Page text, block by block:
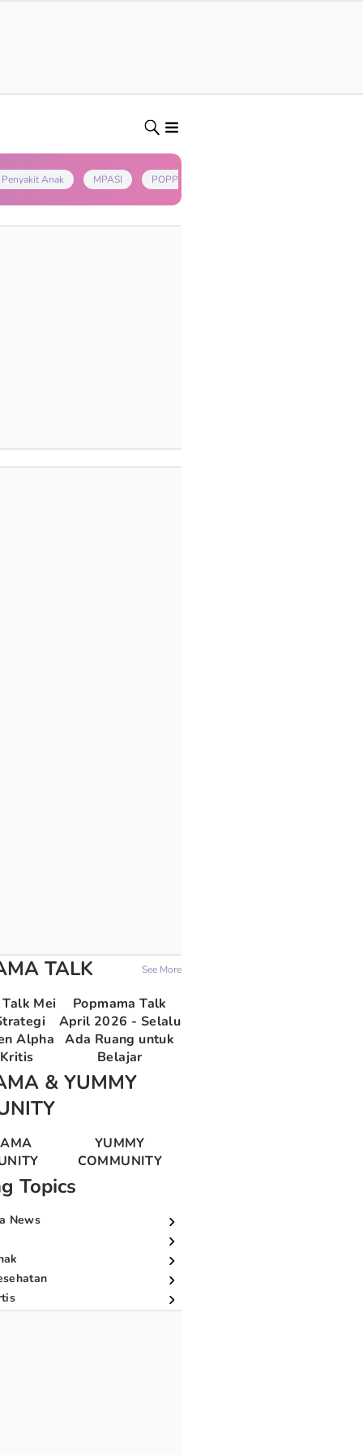
Penyakit Anak MPASI POPPAPA
TALK See More
Mei
Alpha
Popmama Talk
April 2026 - Selalu
Ada Ruang untuk
Belajar
& YUMMY
YUMMY
COMMUNITY
Topics
News